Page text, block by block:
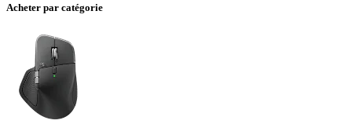
Acheter par catégorie